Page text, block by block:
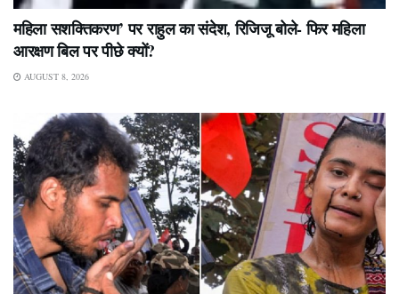
महिला सशक्तिकरण’ पर राहुल का संदेश, रिजिजू बोले- फिर महिला
आरक्षण बिल पर पीछे क्यों?
AUGUST 8, 2026